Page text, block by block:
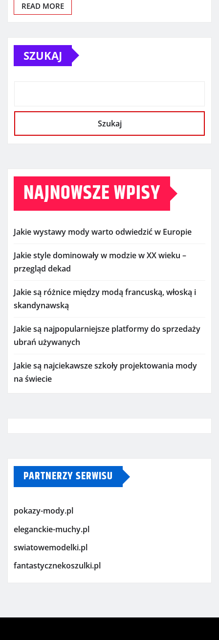
READ MORE
SZUKAJ
Szukaj
NAJNOWSZE WPISY
Jakie wystawy mody warto odwiedzić w Europie
Jakie style dominowały w modzie w XX wieku –
przegląd dekad
Jakie są różnice między modą francuską, włoską i
skandynawską
Jakie są najpopularniejsze platformy do sprzedaży
ubrań używanych
Jakie są najciekawsze szkoły projektowania mody
na świecie
PARTNERZY SERWISU
pokazy-mody.pl
eleganckie-muchy.pl
swiatowemodelki.pl
fantastycznekoszulki.pl